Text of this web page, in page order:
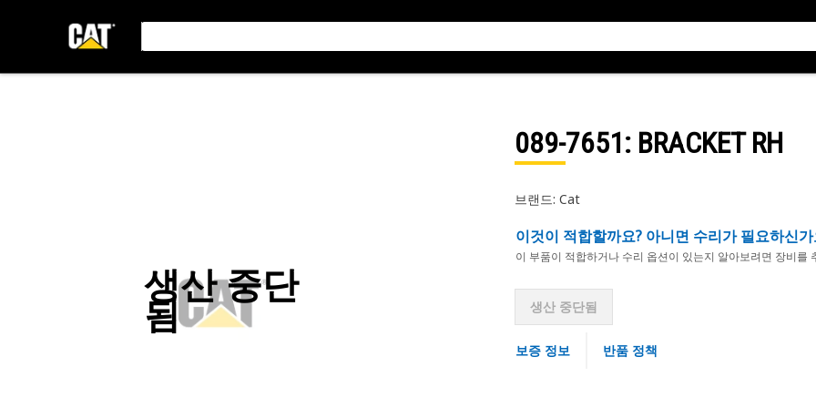
생산 중단
됨
089-7651: BRACKET RH
브랜드: Cat
이것이 적합할까요? 아니면 수리가 필요하신가
이 부품이 적합하거나 수리 옵션이 있는지 알아보려면 장비를
생산 중단됨
보증 정보 반품 정책